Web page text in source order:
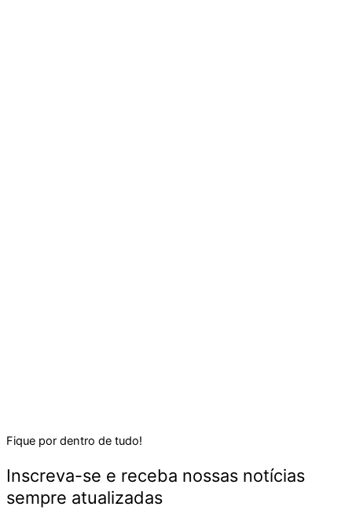
Fique por dentro de tudo!
Inscreva-se e receba nossas notícias
sempre atualizadas